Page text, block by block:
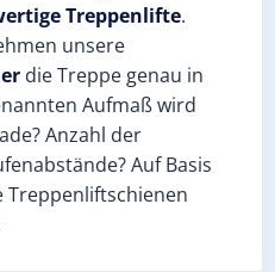
Treppenlifte.
unsere
die Treppe genau in
Aufmaß wird
Anzahl der
Auf Basis
Treppenliftschienen